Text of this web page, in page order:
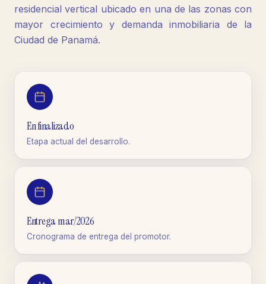
residencial vertical ubicado en una de las zonas con
mayor crecimiento y demanda inmobiliaria de la
Ciudad de Panamá.
En finalizado
Etapa actual del desarrollo.
Entrega mar/2026
Cronograma de entrega del promotor.